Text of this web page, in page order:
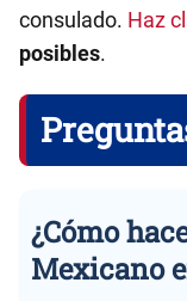
consulado. Haz
posibles.
¿Cómo
Mexicano